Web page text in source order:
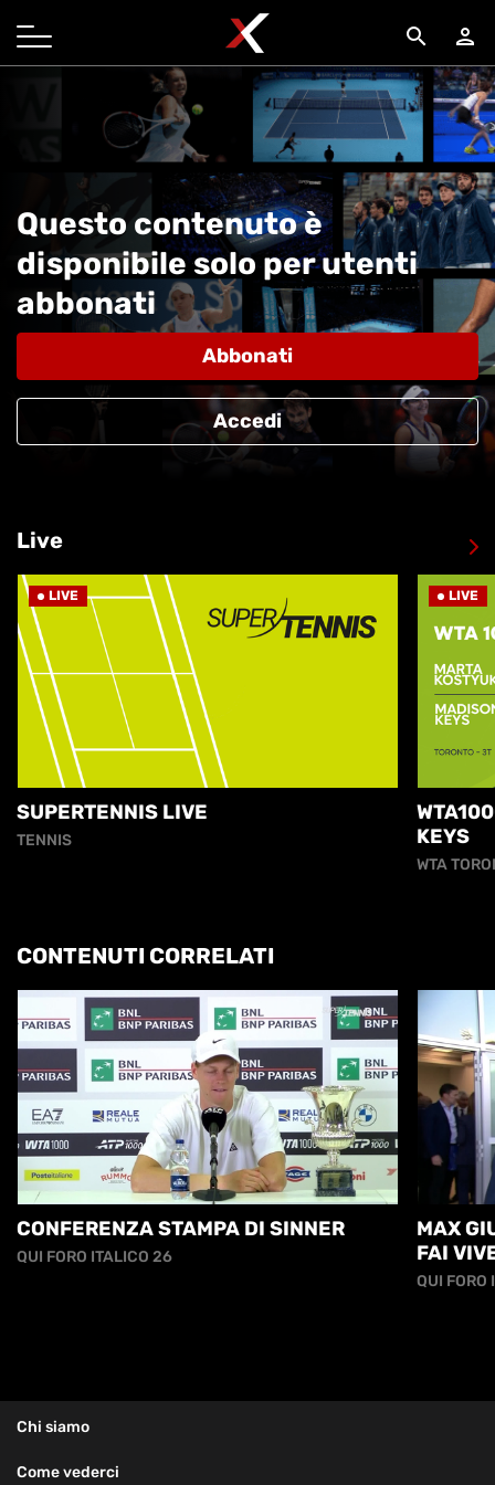
search person
Questo contenuto è
disponibile solo per utenti
abbonati
Abbonati
Accedi
Live
LIVE
SUPERTENNIS LIVE
TENNIS
LIVE
KEYS
WTA
CONTENUTI CORRELATI
CONFERENZA STAMPA DI SINNER
QUI FORO ITALICO 26
MAX
FAI
QUI FORO
Chi siamo
Come vederci